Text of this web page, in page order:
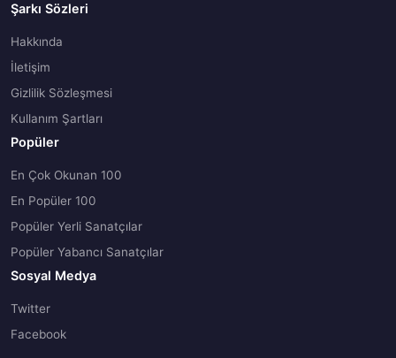
Şarkı Sözleri
Hakkında
İletişim
Gizlilik Sözleşmesi
Kullanım Şartları
Popüler
En Çok Okunan 100
En Popüler 100
Popüler Yerli Sanatçılar
Popüler Yabancı Sanatçılar
Sosyal Medya
Twitter
Facebook